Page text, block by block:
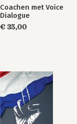
Coachen met Voice
Dialogue
€ 35,00